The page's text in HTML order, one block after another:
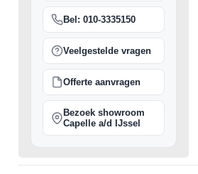
Bel: 010-3335150
Veelgestelde vragen
Offerte aanvragen
Bezoek showroom
Capelle a/d IJssel